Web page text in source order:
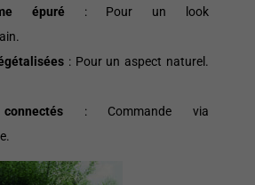
épuré : Pour un look
: Pour un aspect naturel.
: Commande via